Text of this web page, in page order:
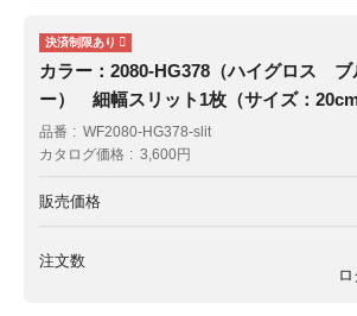
カラー：2080-HG378（ハイグロス ブ
ー） 細幅スリット1枚（サイズ：20cm
品番
WF2080-HG378-slit
カタログ価格
3,600円
販売価格
注文数